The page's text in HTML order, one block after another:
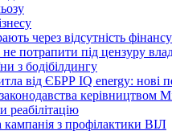
через відсутність
не потрапити під цензуру
з бодібілдингу
від ЄБРР IQ energy: нові
керівництвом
реабілітацію
кампанія з профілактики ВІЛ